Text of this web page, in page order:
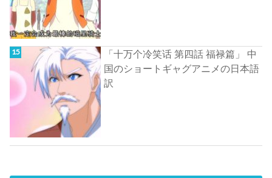
「十万个冷笑话 第四話 福禄篇」 中
国のショートギャグアニメの日本語
訳